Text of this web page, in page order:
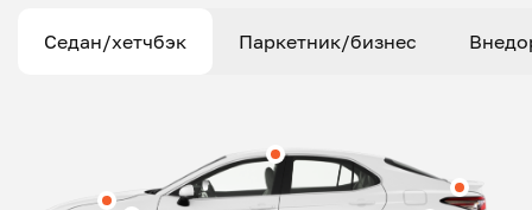
Седан/хетчбэк Паркетник/бизнес